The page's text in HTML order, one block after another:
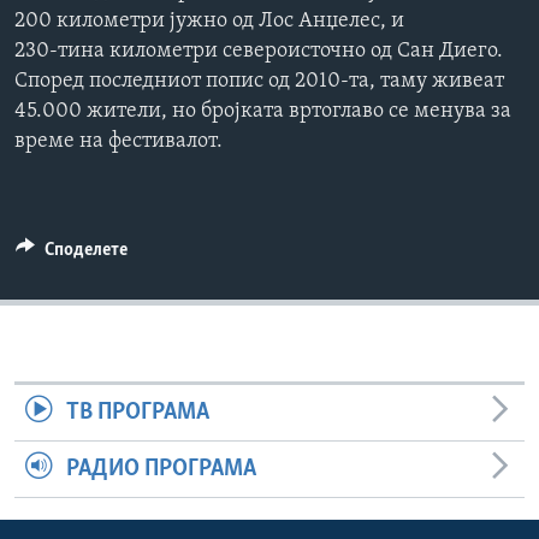
ИНТЕРВЈУА
Јазици
200 километри јужно од Лос Анџелес, и
230-тина километри североисточно од Сан Диего.
Според последниот попис од 2010-та, таму живеат
45.000 жители, но бројката вртоглаво се менува за
време на фестивалот.
Споделете
ТВ ПРОГРАМА
РАДИО ПРОГРАМА